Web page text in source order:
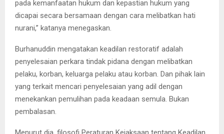
pada kemanfaatan hukum dan kepastian hukum yang
dicapai secara bersamaan dengan cara melibatkan hati
nurani,” katanya menegaskan.
Burhanuddin mengatakan keadilan restoratif adalah
penyelesaian perkara tindak pidana dengan melibatkan
pelaku, korban, keluarga pelaku atau korban. Dan pihak lain
yang terkait mencari penyelesaian yang adil dengan
menekankan pemulihan pada keadaan semula. Bukan
pembalasan.